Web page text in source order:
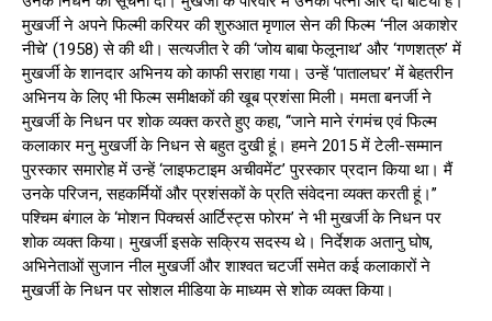
मुखर्जी ने अपने फिल्मी करियर की शुरुआत मृणाल सेन की फिल्म ‘नील अकाशेर
नीचे’ (1958) से की थी। सत्यजीत रे की ‘जोय बाबा फेलूनाथ’ और ‘गणशत्रु’ में
मुखर्जी के शानदार अभिनय को काफी सराहा गया। उन्हें ‘पातालघर’ में बेहतरीन
अभिनय के लिए भी फिल्म समीक्षकों की खूब प्रशंसा मिली। ममता बनर्जी ने
मुखर्जी के निधन पर शोक व्यक्त करते हुए कहा, ‘‘जाने माने रंगमंच एवं फिल्म
कलाकार मनु मुखर्जी के निधन से बहुत दुखी हूं। हमने 2015 में टेली-सम्मान
पुरस्कार समारोह में उन्हें ‘लाइफटाइम अचीवमेंट’ पुरस्कार प्रदान किया था। मैं
उनके परिजन, सहकर्मियों और प्रशंसकों के प्रति संवेदना व्यक्त करती हूं।’’
पश्चिम बंगाल के ‘मोशन पिक्चर्स आर्टिस्ट्स फोरम’ ने भी मुखर्जी के निधन पर
शोक व्यक्त किया। मुखर्जी इसके सक्रिय सदस्य थे। निर्देशक अतानु घोष,
अभिनेताओं सुजान नील मुखर्जी और शाश्वत चटर्जी समेत कई कलाकारों ने
मुखर्जी के निधन पर सोशल मीडिया के माध्यम से शोक व्यक्त किया।